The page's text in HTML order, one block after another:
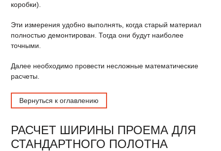
коробки).
Эти измерения удобно выполнять, когда старый материал
полностью демонтирован. Тогда они будут наиболее
точными.
Далее необходимо провести несложные математические
расчеты.
Вернуться к оглавлению
РАСЧЕТ ШИРИНЫ ПРОЕМА ДЛЯ
СТАНДАРТНОГО ПОЛОТНА